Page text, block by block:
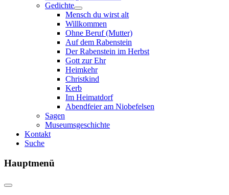
Gedichte
Mensch du wirst alt
Willkommen
Ohne Beruf (Mutter)
Auf dem Rabenstein
Der Rabenstein im Herbst
Gott zur Ehr
Heimkehr
Christkind
Kerb
Im Heimatdorf
Abendfeier am Niobefelsen
Sagen
Museumsgeschichte
Kontakt
Suche
Hauptmenü